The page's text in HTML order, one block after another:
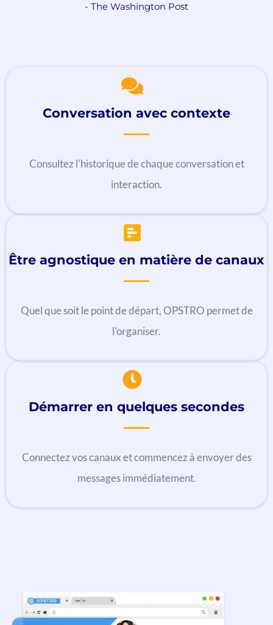
- The Washington Post
Conversation avec contexte
Consultez l'historique de chaque conversation et
interaction.
Être agnostique en matière de canaux
Quel que soit le point de départ, OPSTRO permet de
l'organiser.
Démarrer en quelques secondes
Connectez vos canaux et commencez à envoyer des
messages immédiatement.